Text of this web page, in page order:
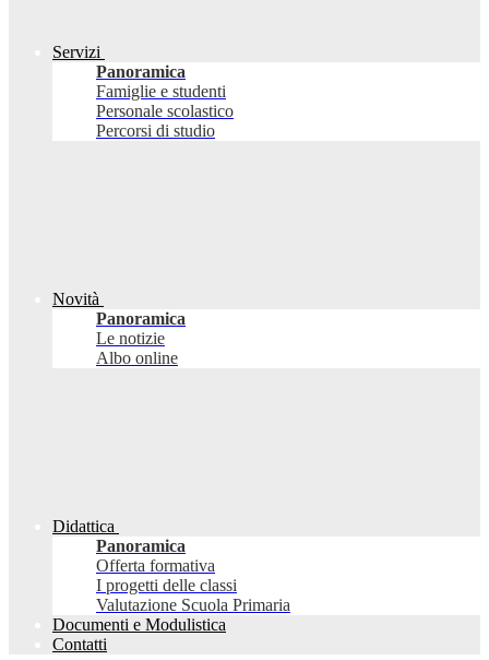
Servizi
Panoramica
Famiglie e studenti
Personale scolastico
Percorsi di studio
Novità
Panoramica
Le notizie
Albo online
Didattica
Panoramica
Offerta formativa
I progetti delle classi
Valutazione Scuola Primaria
Documenti e Modulistica
Contatti